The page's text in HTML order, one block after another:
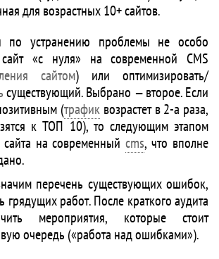
для возрастных 10+ сайтов.
по устранению проблемы не особо
«с нуля» на современной CMS
сайтом) или оптимизировать/
существующий. Выбрано — второе. Если
(трафик возрастет в 2-а раза,
к ТОП 10), то следующим этапом
сайта на современныйcms, что вполне
перечень существующих ошибок,
работ. После краткого аудита
мероприятия, которые стоит
очередь («работа над ошибками»).